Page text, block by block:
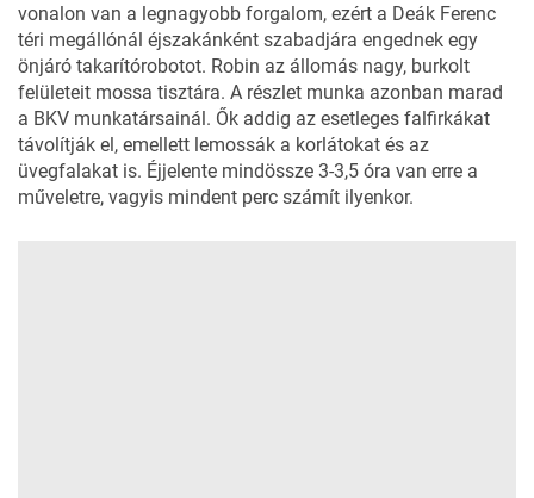
vonalon van a legnagyobb forgalom, ezért a Deák Ferenc
téri megállónál éjszakánként szabadjára engednek egy
önjáró takarítórobotot. Robin az állomás nagy, burkolt
felületeit mossa tisztára. A részlet munka azonban marad
a BKV munkatársainál. Ők addig az esetleges falfirkákat
távolítják el, emellett lemossák a korlátokat és az
üvegfalakat is. Éjjelente mindössze 3-3,5 óra van erre a
műveletre, vagyis mindent perc számít ilyenkor.